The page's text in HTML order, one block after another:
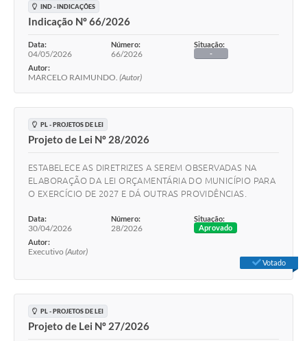
IND - INDICAÇÕES
Indicação Nº 66/2026
Data:
04/05/2026
Número:
66/2026
Situação:
-
Autor:
MARCELO RAIMUNDO. (Autor)
PL - PROJETOS DE LEI
Projeto de Lei Nº 28/2026
ESTABELECE AS DIRETRIZES A SEREM OBSERVADAS NA
ELABORAÇÃO DA LEI ORÇAMENTÁRIA DO MUNICÍPIO PARA
O EXERCÍCIO DE 2027 E DÁ OUTRAS PROVIDÊNCIAS.
Data:
30/04/2026
Número:
28/2026
Situação:
Aprovado
Autor:
Executivo (Autor)
Votado
PL - PROJETOS DE LEI
Projeto de Lei Nº 27/2026